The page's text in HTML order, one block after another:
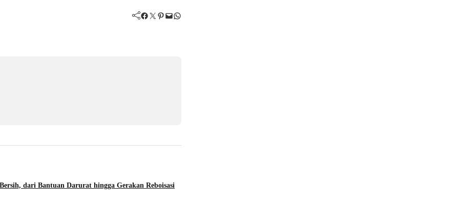
Facebook Twitter Pinterest Mail WhatsApp
dari Bantuan Darurat hingga Gerakan Reboisasi